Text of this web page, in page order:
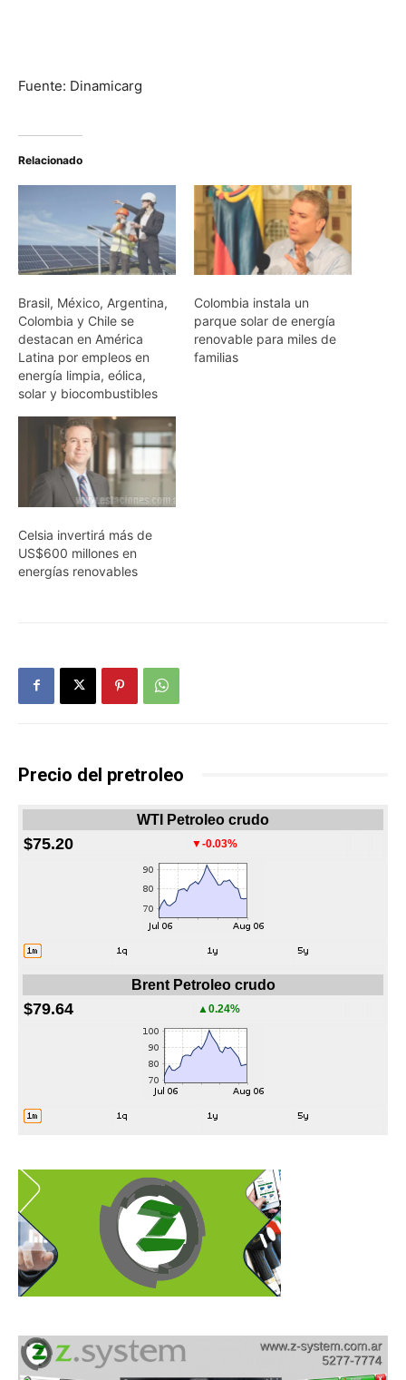
Fuente: Dinamicarg
Relacionado
Brasil, México, Argentina,
Colombia y Chile se
destacan en América
Latina por empleos en
energía limpia, eólica,
solar y biocombustibles
Colombia instala un
parque solar de energía
renovable para miles de
familias
Celsia invertirá más de
US$600 millones en
energías renovables
Precio del pretroleo
WTI Petroleo crudo
$75.20 ▼-0.03%
Brent Petroleo crudo
$79.64 ▲0.24%